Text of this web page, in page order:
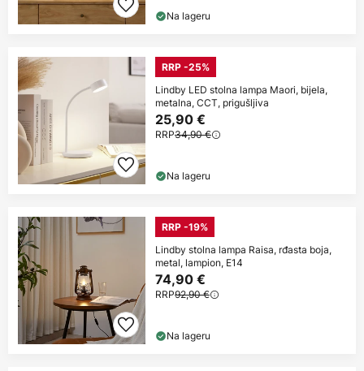
Na lageru
RRP -25%
Lindby LED stolna lampa Maori, bijela,
metalna, CCT, prigušljiva
25,90 €
RRP34,90 €
Na lageru
RRP -19%
Lindby stolna lampa Raisa, rđasta boja,
metal, lampion, E14
74,90 €
RRP92,90 €
Na lageru